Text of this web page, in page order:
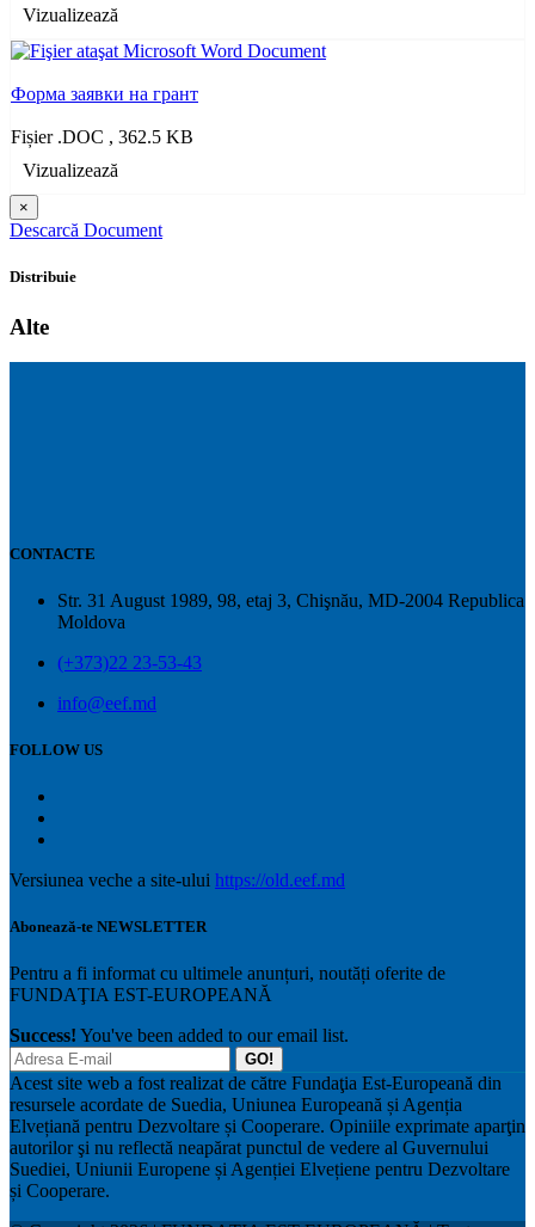
Vizualizează
Форма заявки на грант
Fișier .DOC , 362.5 KB
Vizualizează
×
Descarcă Document
Distribuie
Alte
CONTACTE
Str. 31 August 1989, 98, etaj 3, Chişnău, MD-2004 Republica
Moldova
(+373)22 23-53-43
info@eef.md
FOLLOW US
Versiunea veche a site-ului https://old.eef.md
Abonează-te NEWSLETTER
Pentru a fi informat cu ultimele anunțuri, noutăți oferite de
FUNDAŢIA EST-EUROPEANĂ
Success! You've been added to our email list.
GO!
Acest site web a fost realizat de către Fundaţia Est-Europeană din
resursele acordate de Suedia, Uniunea Europeană și Agenția
Elvețiană pentru Dezvoltare și Cooperare. Opiniile exprimate aparţin
autorilor şi nu reflectă neapărat punctul de vedere al Guvernului
Suediei, Uniunii Europene și Agenției Elvețiene pentru Dezvoltare
și Cooperare.